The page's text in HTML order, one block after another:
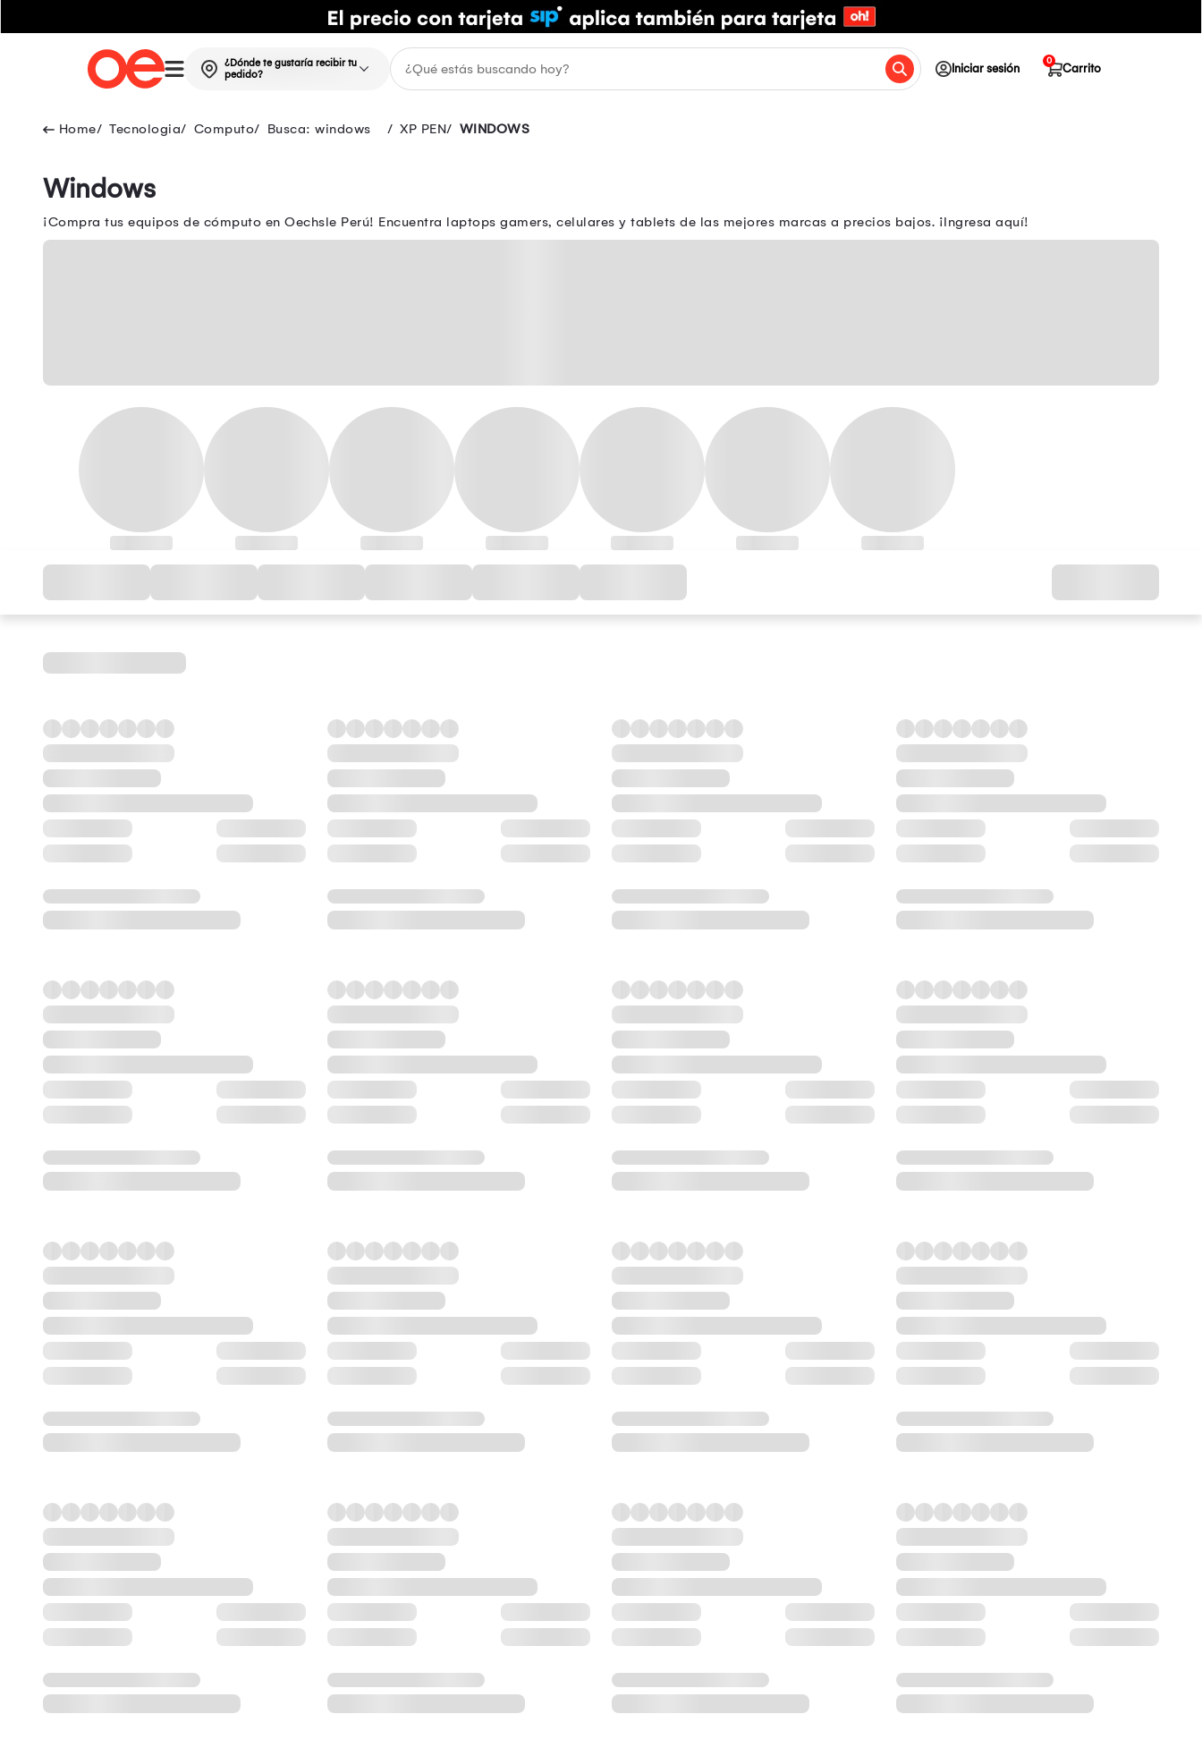
¿Dónde te gustaría recibir tu
pedido?
Iniciar sesión Carrito
0
Tecnologia Computo Busca: windows XP PEN WINDOWS
Windows
¡Compra tus equipos de cómputo en Oechsle Perú! Encuentra laptops gamers, celulares y tablets de las mejores marcas a precios bajos. ¡Ingresa aquí!